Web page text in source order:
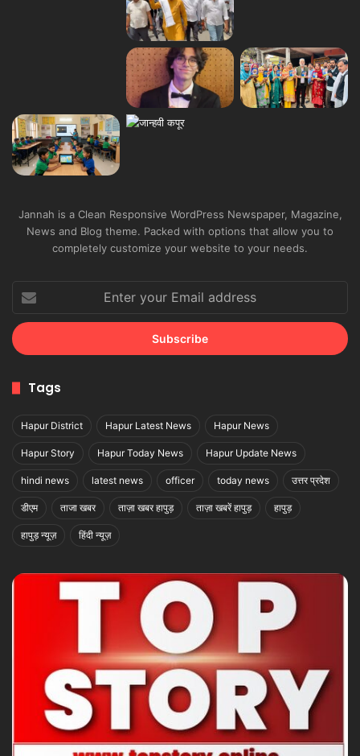
Jannah is a Clean Responsive WordPress Newspaper, Magazine,
News and Blog theme. Packed with options that allow you to
completely customize your website to your needs.
your
Email
address
Tags
Hapur District Hapur Latest News Hapur News
Hapur Story Hapur Today News Hapur Update News
hindi news latest news officer today news उत्तर प्रदेश
डीएम ताजा खबर ताज़ा खबर हापुड़ ताज़ा खबरें हापुड़ हापुड़
हापुड़ न्यूज़ हिंदी न्यूज़